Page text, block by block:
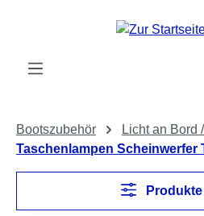
Zum Hauptinhalt springen
Bootszubehör
Licht an Bord
Taschenlampen Scheinwerfer